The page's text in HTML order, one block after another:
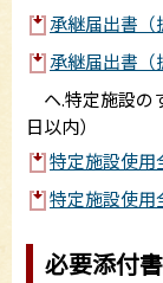
承継届出書（
承継届出書（
ヘ.特定施設の
日以内）
特定施設使用
特定施設使用
必要添付